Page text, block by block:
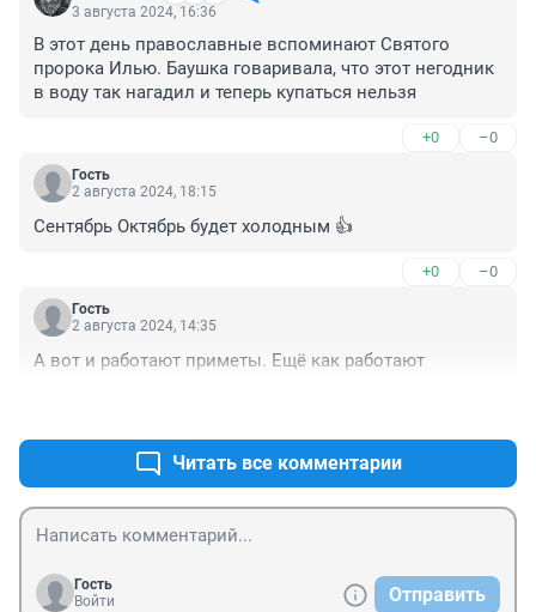
3 августа 2024, 16:36
В этот день православные вспоминают Святого
пророка Илью. Баушка говаривала, что этот негодник
в воду так нагадил и теперь купаться нельзя
+0 –0
Гость
2 августа 2024, 18:15
Сентябрь Октябрь будет холодным 👍
+0 –0
Гость
2 августа 2024, 14:35
А вот и работают приметы. Ещё как работают
Читать все комментарии
Гость
Войти
Отправить